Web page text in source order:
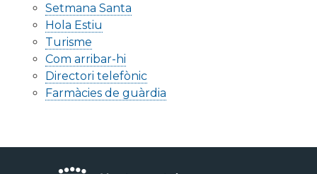
Setmana Santa
Hola Estiu
Turisme
Com arribar-hi
Directori telefònic
Farmàcies de guàrdia